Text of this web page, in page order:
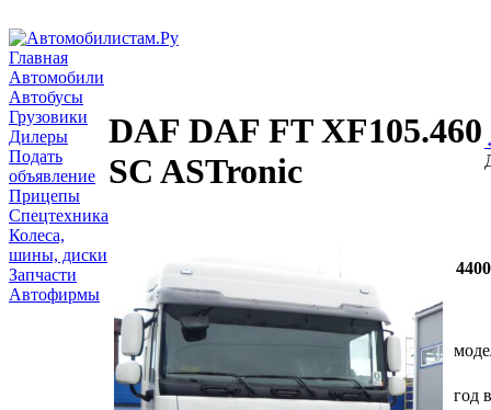
Главная
Автомобили
Автобусы
Грузовики
Дилеры
Подать
объявление
Прицепы
Спецтехника
Колеса,
шины, диски
Запчасти
Автофирмы
DAF DAF FT XF105.460
SC ASTronic
год